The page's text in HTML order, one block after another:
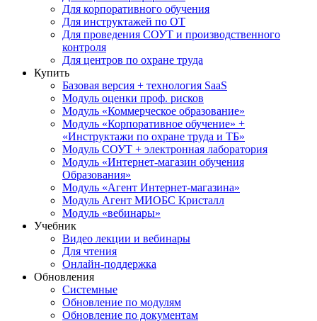
Для корпоративного обучения
Для инструктажей по ОТ
Для проведения СОУТ и производственного
контроля
Для центров по охране труда
Купить
Базовая версия + технология SaaS
Модуль оценки проф. рисков
Модуль «Коммерческое образование»
Модуль «Корпоративное обучение» +
«Инструктажи по охране труда и ТБ»
Модуль СОУТ + электронная лаборатория
Модуль «Интернет-магазин обучения
Образования»
Модуль «Агент Интернет-магазина»
Модуль Агент МИОБС Кристалл
Модуль «вебинары»
Учебник
Видео лекции и вебинары
Для чтения
Онлайн-поддержка
Обновления
Системные
Обновление по модулям
Обновление по документам